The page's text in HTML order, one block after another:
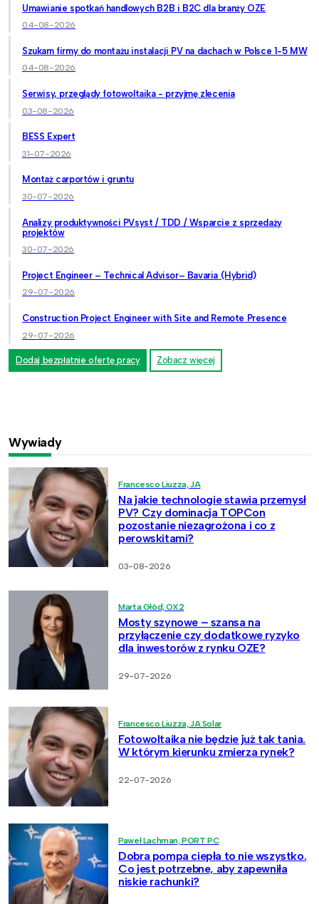
Umawianie spotkań handlowych B2B i B2C dla branży OZE
04-08-2026
Szukam firmy do montażu instalacji PV na dachach w Polsce 1-5 MW
04-08-2026
Serwisy, przeglądy fotowoltaika - przyjmę zlecenia
03-08-2026
BESS Expert
31-07-2026
Montaż carportów i gruntu
30-07-2026
Analizy produktywności PVsyst / TDD / Wsparcie z sprzedaży
projektów
30-07-2026
Project Engineer – Technical Advisor– Bavaria (Hybrid)
29-07-2026
Construction Project Engineer with Site and Remote Presence
29-07-2026
Dodaj bezpłatnie ofertę pracy Zobacz więcej
Wywiady
Francesco Liuzza, JA
Na jakie technologie stawia przemysł
PV? Czy dominacja TOPCon
pozostanie niezagrożona i co z
perowskitami?
03-08-2026
Marta Głód, OX2
Mosty szynowe – szansa na
przyłączenie czy dodatkowe ryzyko
dla inwestorów z rynku OZE?
29-07-2026
Francesco Liuzza, JA Solar
Fotowoltaika nie będzie już tak tania.
W którym kierunku zmierza rynek?
22-07-2026
Paweł Lachman, PORT PC
Dobra pompa ciepła to nie wszystko.
Co jest potrzebne, aby zapewniła
niskie rachunki?